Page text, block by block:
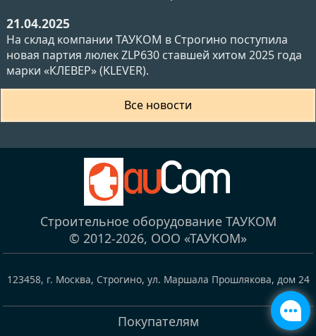
21.04.2025
На склад компании ТАУКОМ в Строгино поступила
новая партия люлек ZLP630 ставшей хитом 2025 года
марки «КЛЕВЕР» (KLEVER).
Все новости
Строительное оборудование ТАУКОМ
© 2012-2026, ООО «ТАУКОМ»
123458, г. Москва, Строгино, ул. Маршала Прошлякова, дом 24
Покупателям